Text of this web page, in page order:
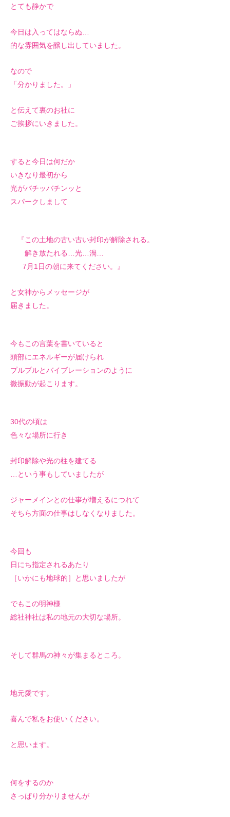
とても静かで
今日は入ってはならぬ…
的な雰囲気を醸し出していました。
なので
「分かりました。」
と伝えて裏のお社に
ご挨拶にいきました。
すると今日は何だか
いきなり最初から
光がバチッバチンッと
スパークしまして
『この土地の古い古い封印が解除される。
解き放たれる…光…渦…
7月1日の朝に来てください。』
と女神からメッセージが
届きました。
今もこの言葉を書いていると
頭部にエネルギーが届けられ
プルプルとバイブレーションのように
微振動が起こります。
30代の頃は
色々な場所に行き
封印解除や光の柱を建てる
…という事もしていましたが
ジャーメインとの仕事が増えるにつれて
そちら方面の仕事はしなくなりました。
今回も
日にち指定されるあたり
［いかにも地球的］と思いましたが
でもこの明神様
総社神社は私の地元の大切な場所。
そして群馬の神々が集まるところ。
地元愛です。
喜んで私をお使いください。
と思います。
何をするのか
さっぱり分かりませんが